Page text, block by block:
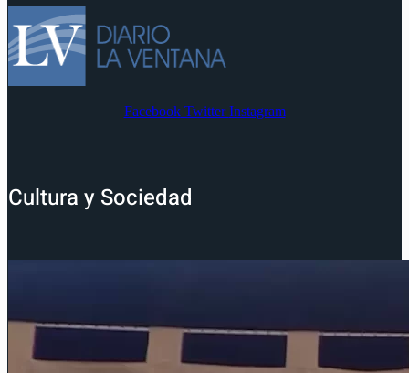
Facebook Twitter Instagram
Cultura y Sociedad